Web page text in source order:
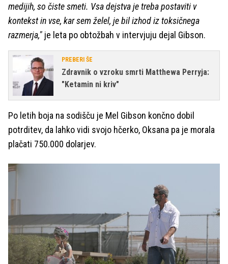
medijih, so čiste smeti. Vsa dejstva je treba postaviti v
kontekst in vse, kar sem želel, je bil izhod iz toksičnega
razmerja," je leta po obtožbah v intervjuju dejal Gibson.
PREBERI ŠE
Zdravnik o vzroku smrti Matthewa Perryja:
"Ketamin ni kriv"
Po letih boja na sodišču je Mel Gibson končno dobil
potrditev, da lahko vidi svojo hčerko, Oksana pa je morala
plačati 750.000 dolarjev.